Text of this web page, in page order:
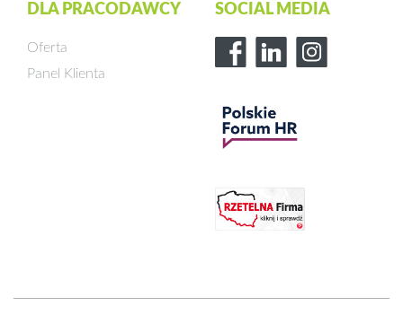
DLA PRACODAWCY
Oferta
Panel Klienta
SOCIAL MEDIA